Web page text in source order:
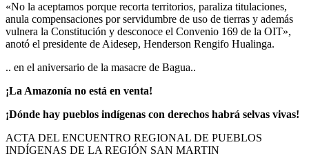
«No la aceptamos porque recorta territorios, paraliza titulaciones,
anula compensaciones por servidumbre de uso de tierras y además
vulnera la Constitución y desconoce el Convenio 169 de la OIT»,
anotó el presidente de Aidesep, Henderson Rengifo Hualinga.
.. en el aniversario de la masacre de Bagua..
¡La Amazonía no está en venta!
¡Dónde hay pueblos indígenas con derechos habrá selvas vivas!
ACTA DEL ENCUENTRO REGIONAL DE PUEBLOS
INDÍGENAS DE LA REGIÓN SAN MARTIN